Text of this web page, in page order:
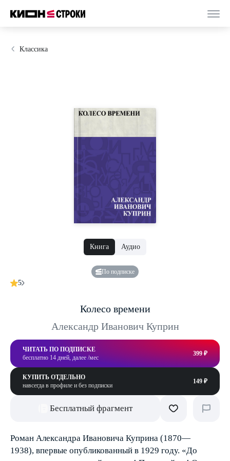
Классика
Книга Аудио
По подписке
5
Колесо времени
Александр Иванович Куприн
ЧИТАТЬ ПО ПОДПИСКЕ
бесплатно 14 дней, далее /мес
399 ₽
КУПИТЬ ОТДЕЛЬНО
навсегда в профиле и без подписки
149 ₽
Бесплатный фрагмент
Роман Александра Ивановича Куприна (1870—
1938), впервые опубликованный в 1929 году. «До